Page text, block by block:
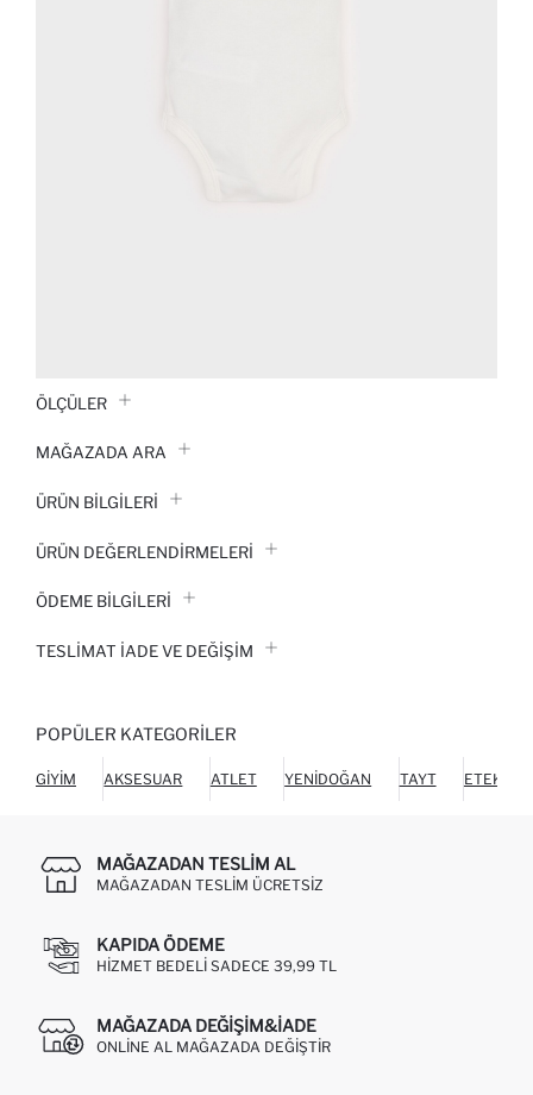
ÖLÇÜLER
MAĞAZADA ARA
ÜRÜN BILGILERI
ÜRÜN DEĞERLENDİRMELERİ
ÖDEME BİLGİLERİ
TESLIMAT İADE VE DEĞIŞIM
POPÜLER KATEGORILER
GIYIM AKSESUAR ATLET YENIDOĞAN TAYT ETEK
MAĞAZADAN TESLIM AL
MAĞAZADAN TESLIM ÜCRETSIZ
KAPIDA ÖDEME
HIZMET BEDELI SADECE 39,99 TL
MAĞAZADA DEĞIŞIM&İADE
ONLINE AL MAĞAZADA DEĞIŞTIR